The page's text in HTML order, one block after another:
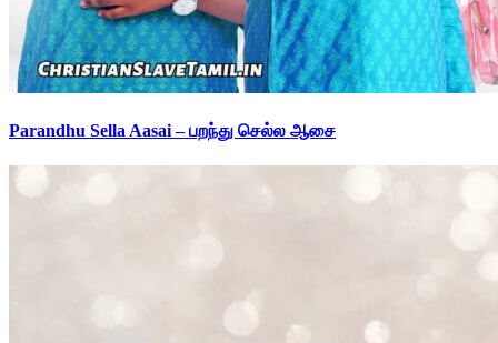
Parandhu Sella Aasai – பறந்து செல்ல ஆசை